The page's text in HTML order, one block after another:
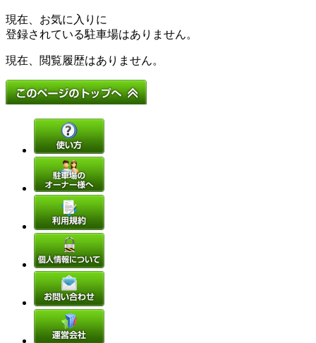
現在、お気に入りに
登録されている駐車場はありません。
現在、閲覧履歴はありません。